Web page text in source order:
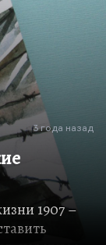
3 года назад
1907 –